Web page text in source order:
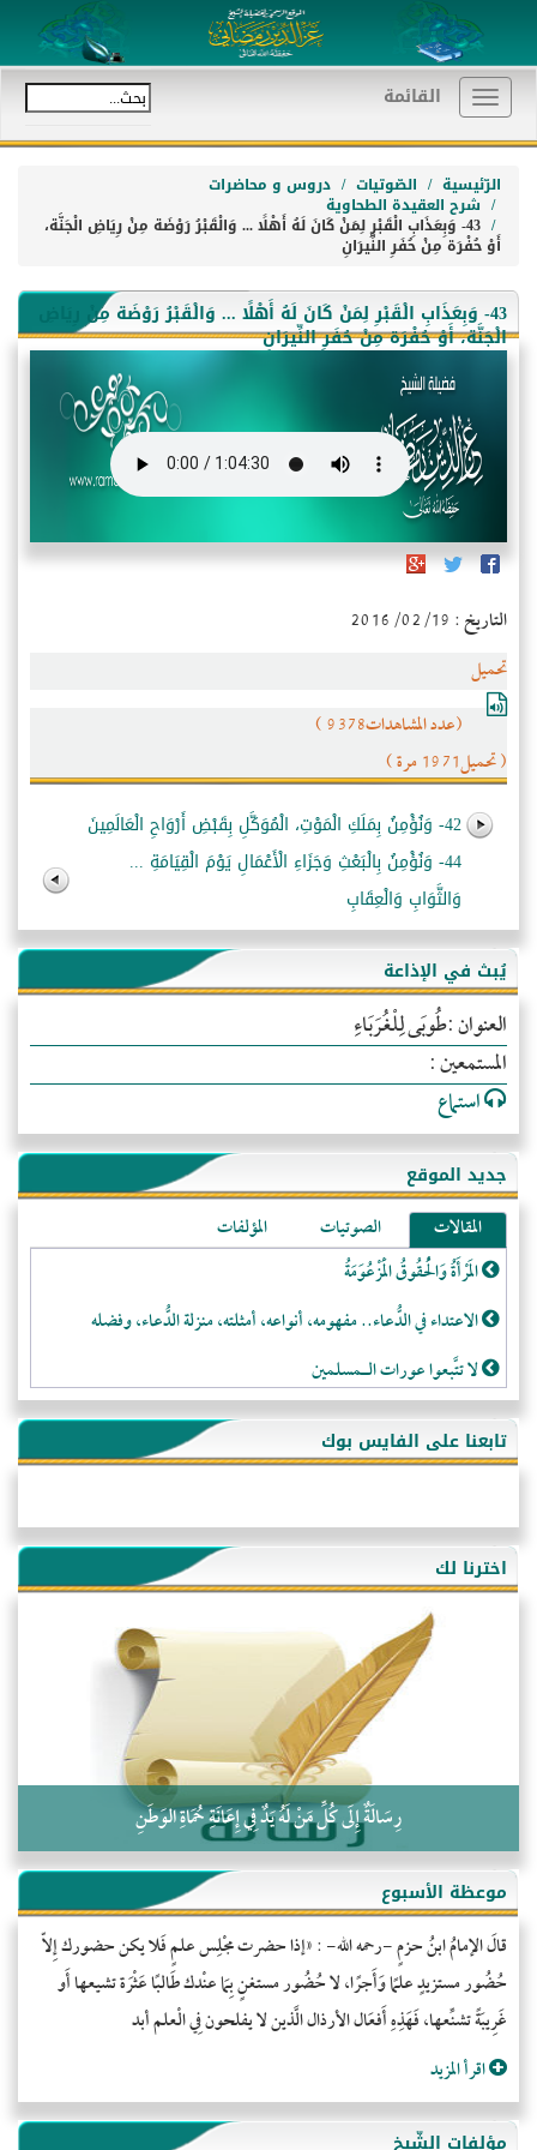
Toggle
navigation
القائمة
الرّئيسية الصّوتيات دروس و محاضرات
شرح العقيدة الطحاوية
43- وَبِعَذَابِ الْقَبْرِ لِمَنْ كَانَ لَهُ أَهْلًا ... وَالْقَبْرُ رَوْضَة مِنْ رِيَاضِ الْجَنَّة،
أَوْ حُفْرَة مِنْ حُفَرِ النِّيرَانِ
43- وَبِعَذَابِ الْقَبْرِ لِمَنْ كَانَ لَهُ أَهْلًا ... وَالْقَبْرُ رَوْضَة مِنْ رِيَاضِ
الْجَنَّة، أَوْ حُفْرَة مِنْ حُفَرِ النِّيرَانِ
التاريخ : 2016/02/19
تحميل
(عدد المشاهدات9378 )
( تحميل1971 مرة )
42- وَنُؤْمِنُ بِمَلَكِ الْمَوْتِ، الْمُوَكَّلِ بِقَبْضِ أَرْوَاحِ الْعَالَمِينَ
44- وَنُؤْمِنُ بِالْبَعْثِ وَجَزَاءِ الْأَعْمَالِ يَوْمَ الْقِيَامَةِ ...
وَالثَّوَابِ وَالْعِقَابِ
يُبث في الإذاعة
العنوان :طُوبَى لِلْغُرَبَاءِ
المستمعين :
استماع
جديد الموقع
المقالات الصوتيات
المؤلفات
المَرْأَةُ وَالْحُقُوقُ الْمَزْعُوَمَةُ
الاعتداء في الدُّعاء.. مفهومه، أنواعه، أمثلته، منزلة الدُّعاء، وفضله
لا تتَّبعوا عورات الـمسلمين
فقه النَّصيحة عند الصَّحابة الكرام رضي الله عنهم
لَا عِزَّةَ إِلَّا بِالإِسْلَامِ
هذه سبيلنا فماذا تنقمون؟!
أُسُـسُ بَـيْـتِ الـمُسْـلِمِ
التَّعْلِيمُ القُرْآنِي
كلمة إلى إخواني السلفيين في الجزائر
تابعنا على الفايس بوك
اخترنا لك
رِسَالَةٌ إِلَى كُلِّ مَنْ لَهُ يَدٌ فِي إِعَانَةِ حُمَاةِ الوَطَنِ
موعظة الأسبوع
قالَ الإمامُ ابنُ حزمٍ -رحمه الله- : «إذا حضرت مجْلِس علمٍ فَلا يكن حضورك إِلاّ
حُضُور مستزيدٍ علمًا وَأَجرًا، لا حُضُور مستغنٍ بِمَا عنْدك طَالبًا عَثْرَة تشيعها أَو
غَرِيبَةً تشنِّعها، فَهَذِهِ أَفعَال الأرذال الَّذين لا يفلحون فِي الْعلم أبد
اقرأ المزيد
مؤلفات الشّيخ